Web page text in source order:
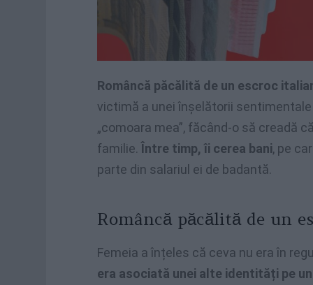
Româncă păcălită de un escroc
victimă a unei înșelătorii sentimentale
„comoara mea”, făcând-o să creadă
familie. Între timp, îi cerea bani, pe
parte din salariul ei de badantă.
Româncă păcălită de un
Femeia a înțeles că ceva nu era în
era asociată unei alte identități pe